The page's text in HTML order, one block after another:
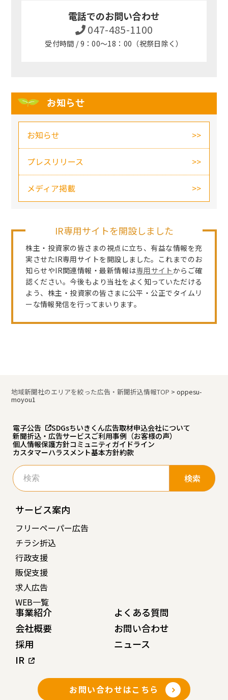
電話でのお問い合わせ
047-485-1100
受付時間 / 9：00～18：00（祝祭日除く）
お知らせ
お知らせ
プレスリリース
メディア掲載
IR専用サイトを開設しました
株主・投資家の皆さまの視点に立ち、有益な情報を充
実させたIR専用サイトを開設しました。これまでのお
知らせやIR関連情報・最新情報は専用サイトからご確
認ください。今後もより当社をよく知っていただける
よう、株主・投資家の皆さまに公平・公正でタイムリ
ーな情報発信を行ってまいります。
地域新聞社のエリアを絞った広告・新聞折込情報TOP >oppesu-
moyou1
電子公告 SDGsちいきくん広告取材申込会社について
新聞折込・広告サービスご利用事例（お客様の声）
個人情報保護方針コミュニティガイドライン
カスタマーハラスメント基本方針約款
検
索:
サービス案内
フリーペーパー広告
チラシ折込
行政支援
販促支援
求人広告
WEB一覧
事業紹介
会社概要
採用
IR
よくある質問
お問い合わせ
ニュース
お問い合わせはこちら